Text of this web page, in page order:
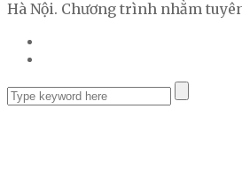
Hà Nội. Chương trình nhằm